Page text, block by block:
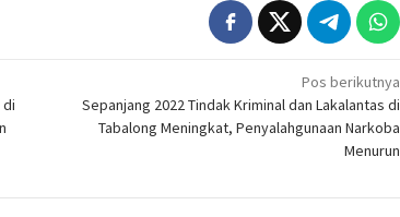
di
Pos berikutnya
Sepanjang 2022 Tindak Kriminal dan Lakalantas di
Tabalong Meningkat, Penyalahgunaan Narkoba
Menurun